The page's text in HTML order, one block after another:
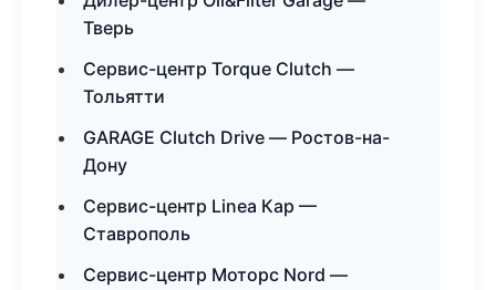
Тверь
Сервис-центр Torque Clutch —
Тольятти
GARAGE Clutch Drive — Ростов-на-
Дону
Сервис-центр Linea Кар —
Ставрополь
Сервис-центр Моторс Nord —